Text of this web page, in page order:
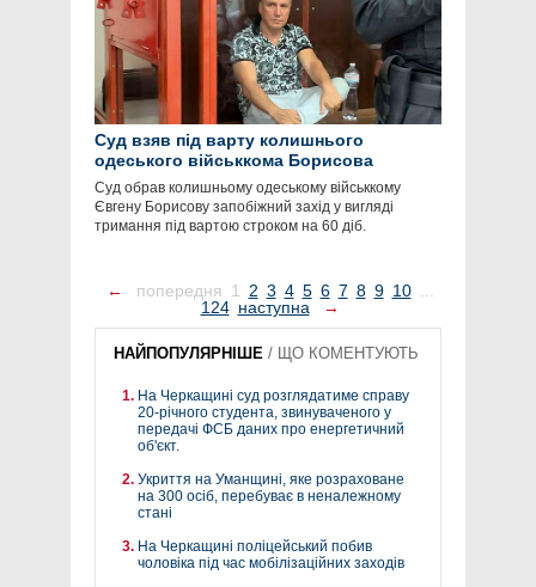
Суд взяв під варту колишнього
одеського військкома Борисова
Суд обрав колишньому одеському військкому
Євгену Борисову запобіжний захід у вигляді
тримання під вартою строком на 60 діб.
← попередня 1 2 3 4 5 6 7 8 9 10 ...
124 наступна →
НАЙПОПУЛЯРНІШЕ / ЩО КОМЕНТУЮТЬ
На Черкащині суд розглядатиме справу
20-річного студента, звинуваченого у
передачі ФСБ даних про енергетичний
об'єкт.
Укриття на Уманщині, яке розраховане
на 300 осіб, перебуває в неналежному
стані
На Черкащині поліцейський побив
чоловіка під час мобілізаційних заходів